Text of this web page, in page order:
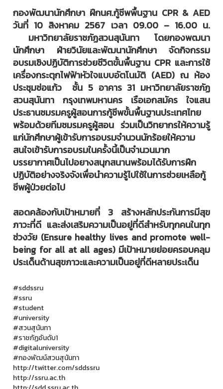
กองพัฒนานักศึกษา ฝึกนศ.กู้ชีพพื้นฐาน CPR & AED
วันที่ 10 สิงหาคม 2567 เวลา 09.00 – 16.00 น.
มหาวิทยาลัยราชภัฏสวนสุนันทา โดยกองพฒนา
นักศึกษา ฝ่ายวินัยและพัฒนานักศึกษา จัดกิจกรรม
อบรมเชิงปฏิบัติการช่วยชีวิตขั้นพื้นฐาน CPR และการใช้
เครื่องกระตุกไฟฟ้าหัวใจแบบอัตโนมัติ (AED) ณ ห้อง
ประชุมช่อแก้ว ชั้น 5 อาคาร 31 มหาวิทยาลัยราชภัฏ
สวนสุนันทา กรุงเทพมหานคร เรือเอกสมัคร ใจแสน
ประธานชมรมครูผู้สอนการกู้ชีพขั้นพื้นฐานประเทศไทย
พร้อมด้วยทีมชมรมครูผู้สอน ร่วมเป็นวิทยากรให้ความรู้
แก่นักศึกษาผู้เข้ารับการอบรมจำนวนนักร้อยให้ความ
สนใจเข้ารับการอบรมในครั้งนี้เป็นจำนวนมาก
บรรยากาศเป็นไปอยางสนุกสนานพร้อมได้รับการฝึก
ปฏิบัติอย่างจริงจังเพื่อนำความรู้ไปใช้ในการช่วยเหลือกู้
ชีพผู้ป่วยต่อไป
สอดคล้องกับเป้าหมายที่ 3 สร้างหลักประกันการมีสุข
ภาวะที่ดี และส่งเสริมความเป็นอยู่ที่ดีสำหรับทุกคนในทุก
ช่วงวัย (Ensure healthy lives and promote well-
being for all at all ages) มีเป้าหมายย่อยครอบคลุม
ประเด็นด้านสุขภาวะและความเป็นอยู่ที่ดีหลายประเด็น
#sddssru
#ssru
#student
#university
#สวนสุนันทา
#ราชภัฏอันดับ1
#digitaluniversity
#กองพัฒน์สวนสุนันทา
http://twitter.com/sddssru
http://ssru.ac.th